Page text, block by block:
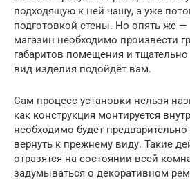
подходящую к ней чашу, а уже
подготовкой стены. Но опять же
магазин необходимо произвести
габаритов помещения и
вид изделия подойдёт вам.
Сам процесс установки нельзя
как конструкция монтируется
необходимо будет
вернуть к прежнему виду. Такие
отразятся на состоянии всей
задумываться о декоративном